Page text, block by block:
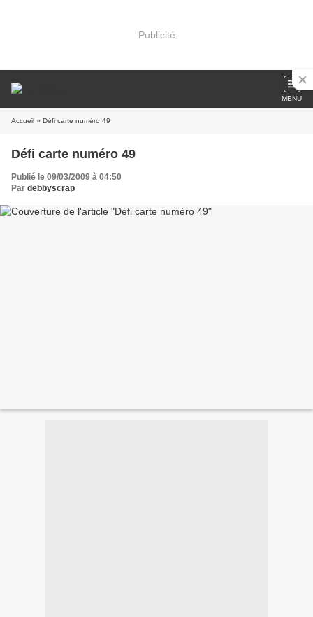
Publicité
MENU
Accueil » Défi carte numéro 49
Défi carte numéro 49
Publié le 09/03/2009 à 04:50
Par debbyscrap